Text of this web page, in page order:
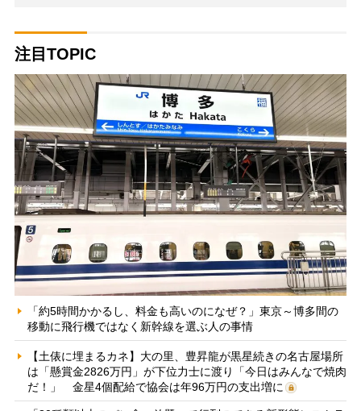
注目TOPIC
「約5時間かかるし、料金も高いのになぜ？」東京～博多間の
移動に飛行機ではなく新幹線を選ぶ人の事情
【土俵に埋まるカネ】大の里、豊昇龍が黒星続きの名古屋場所
は「懸賞金2826万円」が下位力士に渡り「今日はみんなで焼肉
だ！」 金星4個配給で協会は年96万円の支出増に